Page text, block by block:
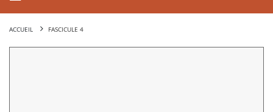
ACCUEIL FASCICULE 4